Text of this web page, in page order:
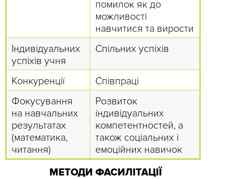
помилок як до
можливості
навчитися та вирости
Індивідуальних
успіхів учня
Спільних успіхів
Конкуренції
Співпраці
Фокусування
на навчальних
результатах
(математика,
читання)
Розвиток
індивідуальних
компетентностей, а
також соціальних і
емоційних навичок
МЕТОДИ ФАСИЛІТАЦІЇ